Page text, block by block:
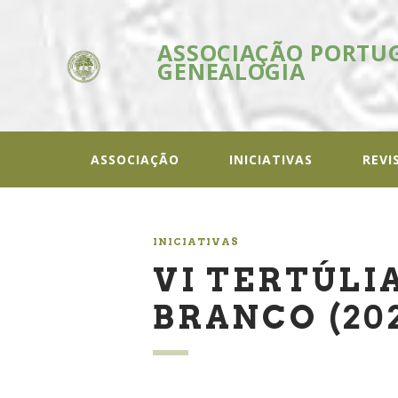
ASSOCIAÇÃO
GENEALOGIA
ASSOCIAÇÃO INICIATIVAS
INICIATIVAS
VI
BRANCO